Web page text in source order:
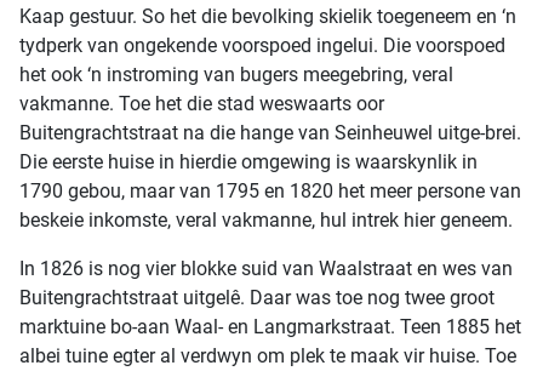
Kaap gestuur. So het die bevolking skielik toegeneem en ‘n
tydperk van ongekende voorspoed ingelui. Die voorspoed
het ook ‘n instroming van bugers meegebring, veral
vakmanne. Toe het die stad weswaarts oor
Buitengrachtstraat na die hange van Seinheuwel uitge-brei.
Die eerste huise in hierdie omgewing is waarskynlik in
1790 gebou, maar van 1795 en 1820 het meer persone van
beskeie inkomste, veral vakmanne, hul intrek hier geneem.
In 1826 is nog vier blokke suid van Waalstraat en wes van
Buitengrachtstraat uitgelê. Daar was toe nog twee groot
marktuine bo-aan Waal- en Langmarkstraat. Teen 1885 het
albei tuine egter al verdwyn om plek te maak vir huise. Toe